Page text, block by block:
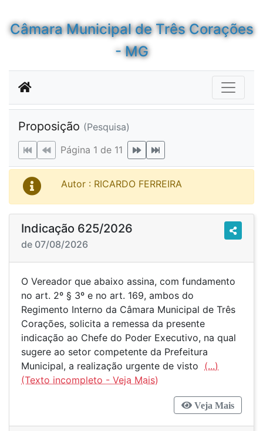
Câmara Municipal de Três Corações
- MG
Proposição (Pesquisa)
Página 1 de 11
Autor : RICARDO FERREIRA
Indicação 625/2026
de 07/08/2026
O Vereador que abaixo assina, com fundamento
no art. 2º § 3º e no art. 169, ambos do
Regimento Interno da Câmara Municipal de Três
Corações, solicita a remessa da presente
indicação ao Chefe do Poder Executivo, na qual
sugere ao setor competente da Prefeitura
Municipal, a realização urgente de visto (...)
Veja Mais